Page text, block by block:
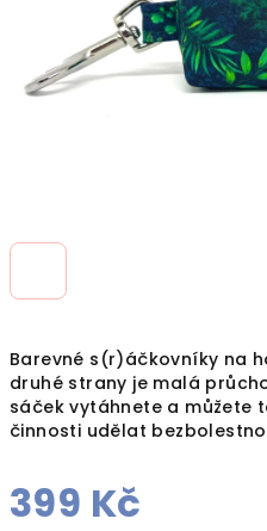
Barevné s(r)áčkovníky na
druhé strany je malá
sáček vytáhnete a můžete
činnosti udělat
399 Kč